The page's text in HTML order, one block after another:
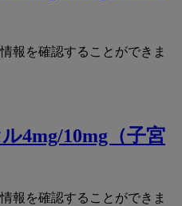
報を確認することができま
4mg/10mg（子宮
報を確認することができま